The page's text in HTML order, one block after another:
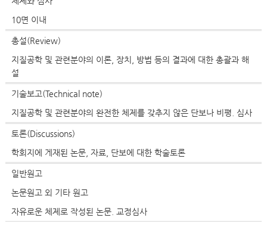
10면 이내
총설(Review)
지질공학 및 관련분야의 이론, 장치, 방법 등의 결과에 대한 총괄과 해
설
기술보고(Technical note)
지질공학 및 관련분야의 완전한 체제를 갖추지 않은 단보나 비평. 심사
토론(Discussions)
학회지에 게재된 논문, 자료, 단보에 대한 학술토론
일반원고
논문원고 외 기타 원고
자유로운 체제로 작성된 논문. 교정심사